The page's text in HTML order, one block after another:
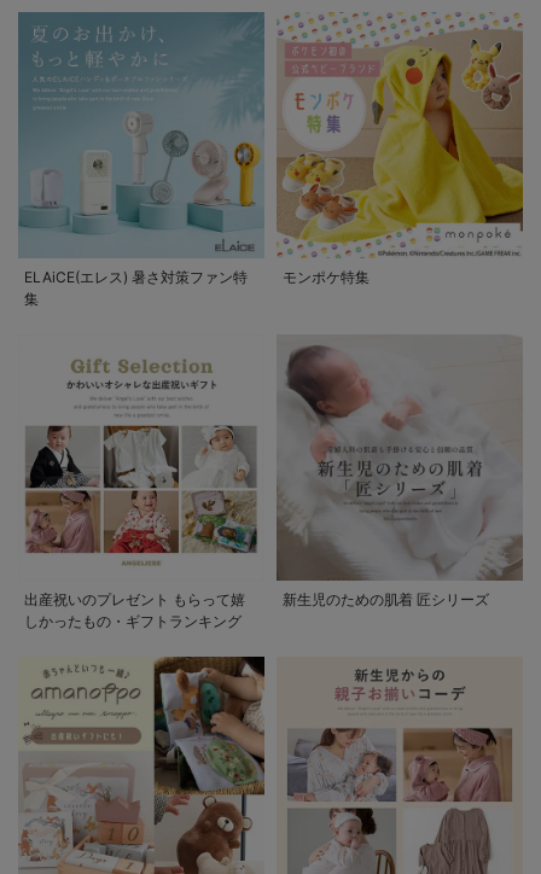
ELAiCE(エレス) 暑さ対策ファン特
集
モンポケ特集
出産祝いのプレゼント もらって嬉
しかったもの・ギフトランキング
新生児のための肌着 匠シリーズ